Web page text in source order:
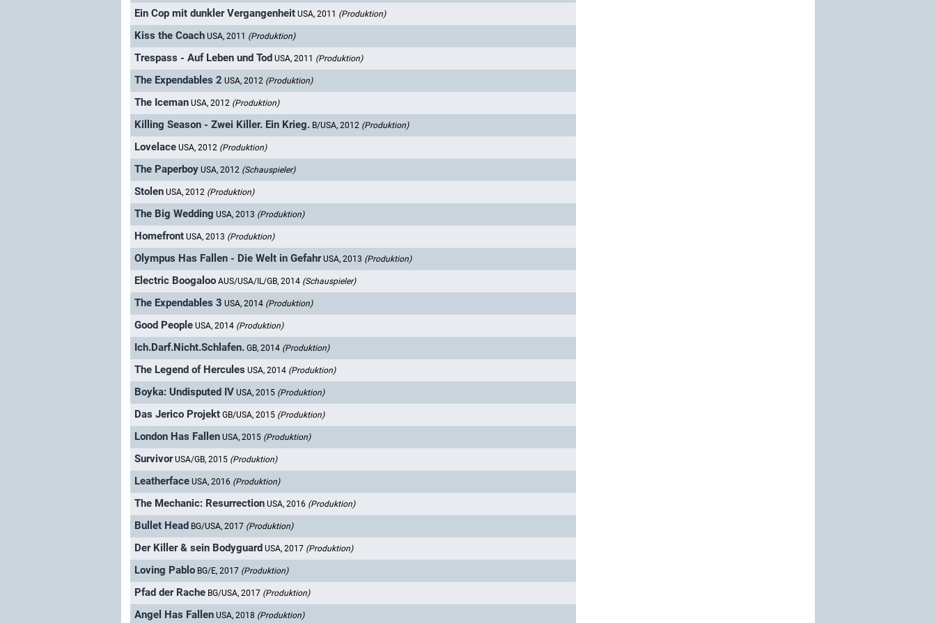
Ein Cop mit dunkler Vergangenheit USA, 2011 (Produktion)
Kiss the Coach USA, 2011 (Produktion)
Trespass - Auf Leben und Tod USA, 2011 (Produktion)
The Expendables 2 USA, 2012 (Produktion)
The Iceman USA, 2012 (Produktion)
Killing Season - Zwei Killer. Ein Krieg. B/USA, 2012 (Produktion)
Lovelace USA, 2012 (Produktion)
The Paperboy USA, 2012 (Schauspieler)
Stolen USA, 2012 (Produktion)
The Big Wedding USA, 2013 (Produktion)
Homefront USA, 2013 (Produktion)
Olympus Has Fallen - Die Welt in Gefahr USA, 2013 (Produktion)
Electric Boogaloo AUS/USA/IL/GB, 2014 (Schauspieler)
The Expendables 3 USA, 2014 (Produktion)
Good People USA, 2014 (Produktion)
Ich.Darf.Nicht.Schlafen. GB, 2014 (Produktion)
The Legend of Hercules USA, 2014 (Produktion)
Boyka: Undisputed IV USA, 2015 (Produktion)
Das Jerico Projekt GB/USA, 2015 (Produktion)
London Has Fallen USA, 2015 (Produktion)
Survivor USA/GB, 2015 (Produktion)
Leatherface USA, 2016 (Produktion)
The Mechanic: Resurrection USA, 2016 (Produktion)
Bullet Head BG/USA, 2017 (Produktion)
Der Killer & sein Bodyguard USA, 2017 (Produktion)
Loving Pablo BG/E, 2017 (Produktion)
Pfad der Rache BG/USA, 2017 (Produktion)
Angel Has Fallen USA, 2018 (Produktion)